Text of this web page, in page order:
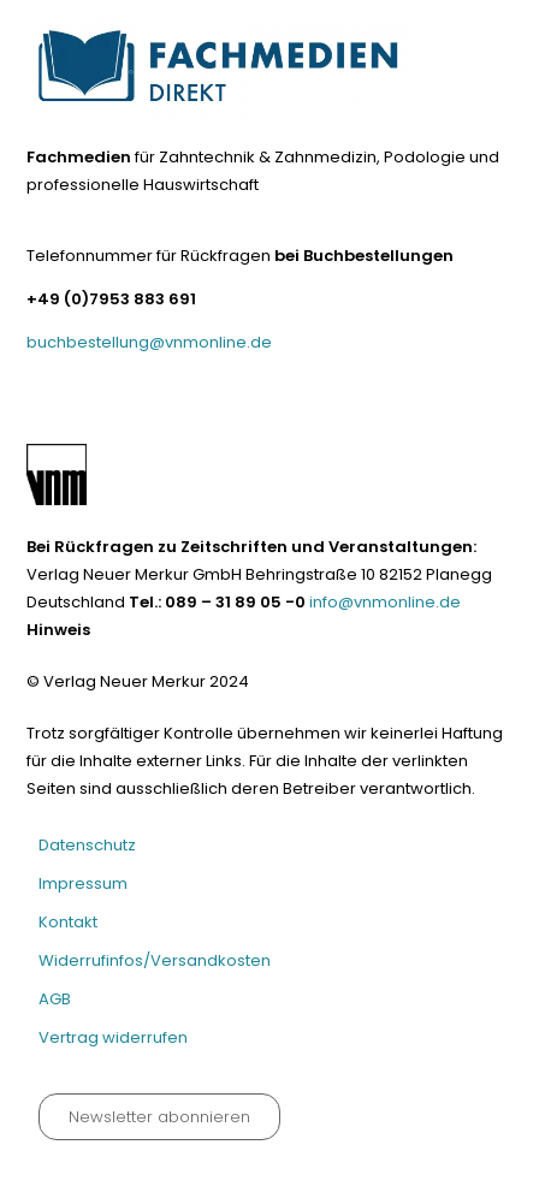
Fachmedienfür Zahntechnik & Zahnmedizin, Podologie und
professionelle Hauswirtschaft
Telefonnummer für Rückfragen bei Buchbestellungen
+49 (0)7953 883 691
buchbestellung@vnmonline.de
Bei Rückfragen zu Zeitschriften und Veranstaltungen:
Verlag Neuer Merkur GmbH Behringstraße 10 82152 Planegg
Deutschland Tel.: 089 – 31 89 05 -0 info@vnmonline.de
Hinweis
© Verlag Neuer Merkur 2024
Trotz sorgfältiger Kontrolle übernehmen wir keinerlei Haftung
für die Inhalte externer Links. Für die Inhalte der verlinkten
Seiten sind ausschließlich deren Betreiber verantwortlich.
Datenschutz
Impressum
Kontakt
Widerrufinfos/Versandkosten
AGB
Vertrag widerrufen
Newsletter abonnieren